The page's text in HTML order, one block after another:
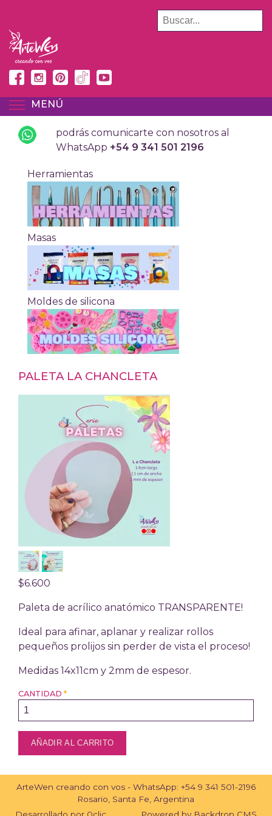
contenido
principal
BUSCAR
MENÚ
podrás comunicarte con nosotros al
WhatsApp +54 9 341 501 2196
Herramientas
Masas
Moldes de silicona
PALETA LA CHANCLETA
$6.600
Paleta de acrílico anatómico TRANSPARENTE!
Ideal para afinar, aplanar y realizar rollos
pequeños prolijos sin perder de vista el proceso!
Medidas 14x11cm y 2mm de espesor.
CANTIDAD *
ArteWen creando con vos - WhatsApp: +54 9 341 501-2196
Rosario, Santa Fe, Argentina
Desarrollado por 0clic Powered by Backdrop CMS